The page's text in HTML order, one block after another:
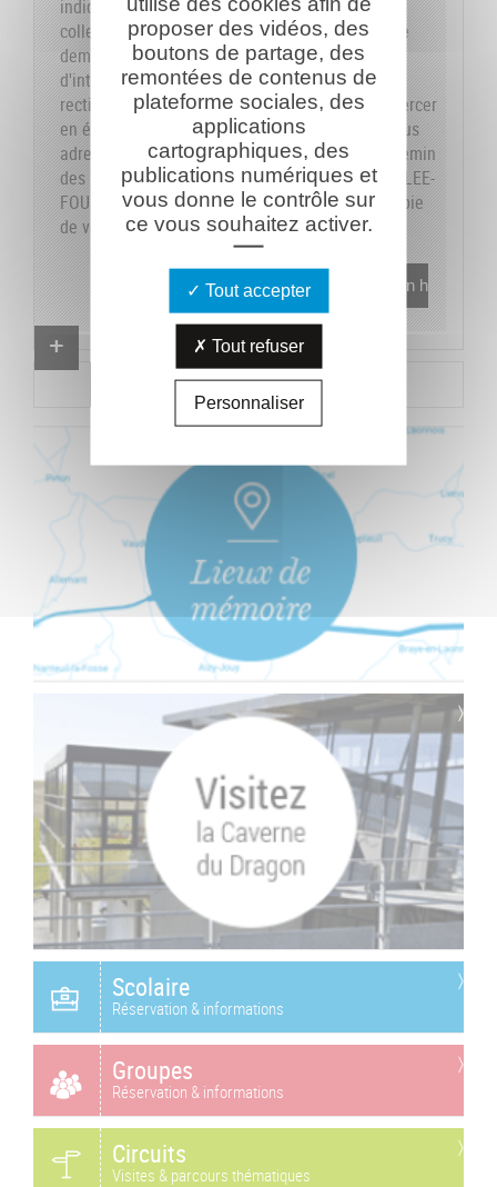
indiquons sur le formulaire les données dont la
collecte est obligatoire pour pouvoir traiter votre
demande. Vous disposez de vos droits
d'interrogation, accès, modification, opposition,
rectification et suppression que vous pouvez exercer
en écrivant au responsable du traitement, en vous
adressant à la Caverne du Dragon-Musée du Chemin
des Dames - RD 18 CD - 02160 OULCHES-LA-VALLEE-
FOULON et en joignant à votre demande une copie
de votre pièce d'identité.En savoir plus
Proposer un combattant
Proposer un document
Scolaire
Réservation & informations
Groupes
Réservation & informations
Circuits
Visites & parcours thématiques
proposer des vidéos, des
boutons de partage, des
remontées de contenus de
plateforme sociales, des
applications
cartographiques, des
publications numériques et
vous donne le contrôle sur
ce vous souhaitez activer.
Tout accepter
Tout refuser
Personnaliser